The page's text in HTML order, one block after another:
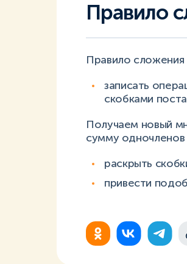
Правило
Правило сложения
записать
скобками
Получаем новый
сумму одночленов
раскрыть
привести